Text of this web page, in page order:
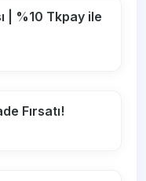
| %10 Tkpay ile
Fırsatı!